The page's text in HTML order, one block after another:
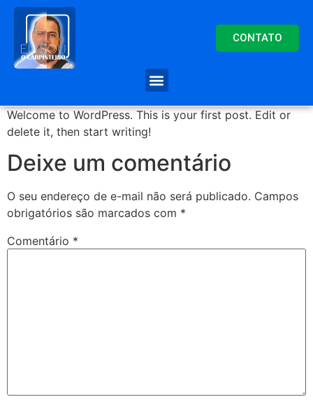
CONTATO
Welcome to WordPress. This is your first post. Edit or
delete it, then start writing!
Deixe um comentário
O seu endereço de e-mail não será publicado. Campos
obrigatórios são marcados com *
Comentário *